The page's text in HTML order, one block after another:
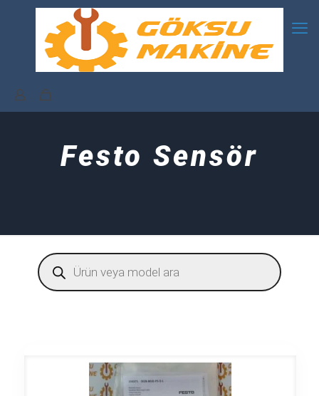
Festo Sensör
Products
search